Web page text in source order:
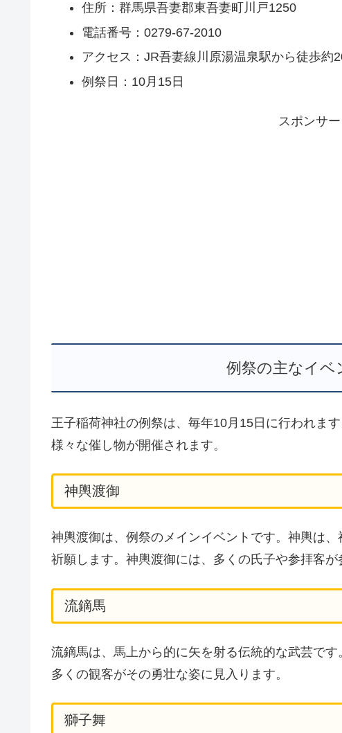
住所：群馬県吾妻郡東吾妻町川戸1250
電話番号：0279-67-2010
アクセス：JR吾妻線川原湯温泉駅から徒歩約
例祭日：10月15日
スポンサ
例祭の主なイベ
王子稲荷神社の例祭は、毎年10月15日に行われま
様々な催し物が開催されます。
神輿渡御
神輿渡御は、例祭のメインイベントです。神輿は
祈願します。神輿渡御には、多くの氏子や参拝客が
流鏑馬
流鏑馬は、馬上から的に矢を射る伝統的な武芸で
多くの観客がその勇壮な姿に見入ります。
獅子舞